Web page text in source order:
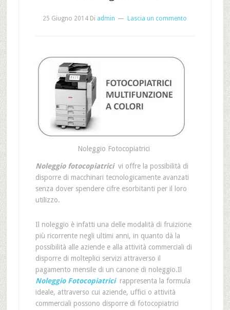
25 Giugno 2014 Di admin Lascia un commento
Noleggio Fotocopiatrici
Noleggio fotocopiatrici vi offre la possibilità di
disporre di macchinari tecnologicamente avanzati
senza dover spendere cifre esorbitanti per il loro
utilizzo.
Il noleggio è infatti una delle modalità di fruizione
più ricorrente negli ultimi anni, in quanto dà la
possibilità alle aziende e alla attività commerciali di
disporre di molteplici servizi attraverso il
pagamento mensile di un canone di noleggio.Il
Noleggio Fotocopiatrici rappresenta la formula
ideale, attraverso cui aziende, uffici o attività
commerciali possono disporre di fotocopiatrici